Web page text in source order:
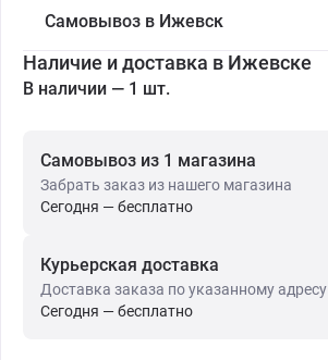
Самовывоз в Ижевск
Наличие и доставка в Ижевске
В наличии — 1 шт.
Самовывоз из 1 магазина
Забрать заказ из нашего магазина
Сегодня — бесплатно
Курьерская доставка
Доставка заказа по указанному адресу
Сегодня — бесплатно